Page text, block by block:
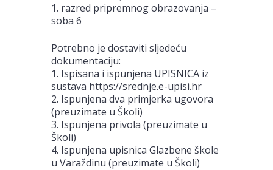
1. razred pripremnog obrazovanja –
soba 6
Potrebno je dostaviti sljedeću
dokumentaciju:
1. Ispisana i ispunjena UPISNICA iz
sustava https://srednje.e-upisi.hr
2. Ispunjena dva primjerka ugovora
(preuzimate u Školi)
3. Ispunjena privola (preuzimate u
Školi)
4. Ispunjena upisnica Glazbene škole
u Varaždinu (preuzimate u Školi)